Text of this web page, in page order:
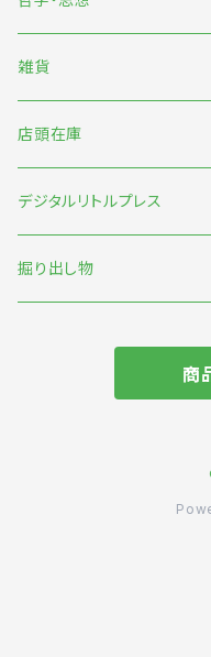
雑貨
店頭在庫
新刊台
本の本
デジタルリトルプレス
オリジナル
掘り出し物
商